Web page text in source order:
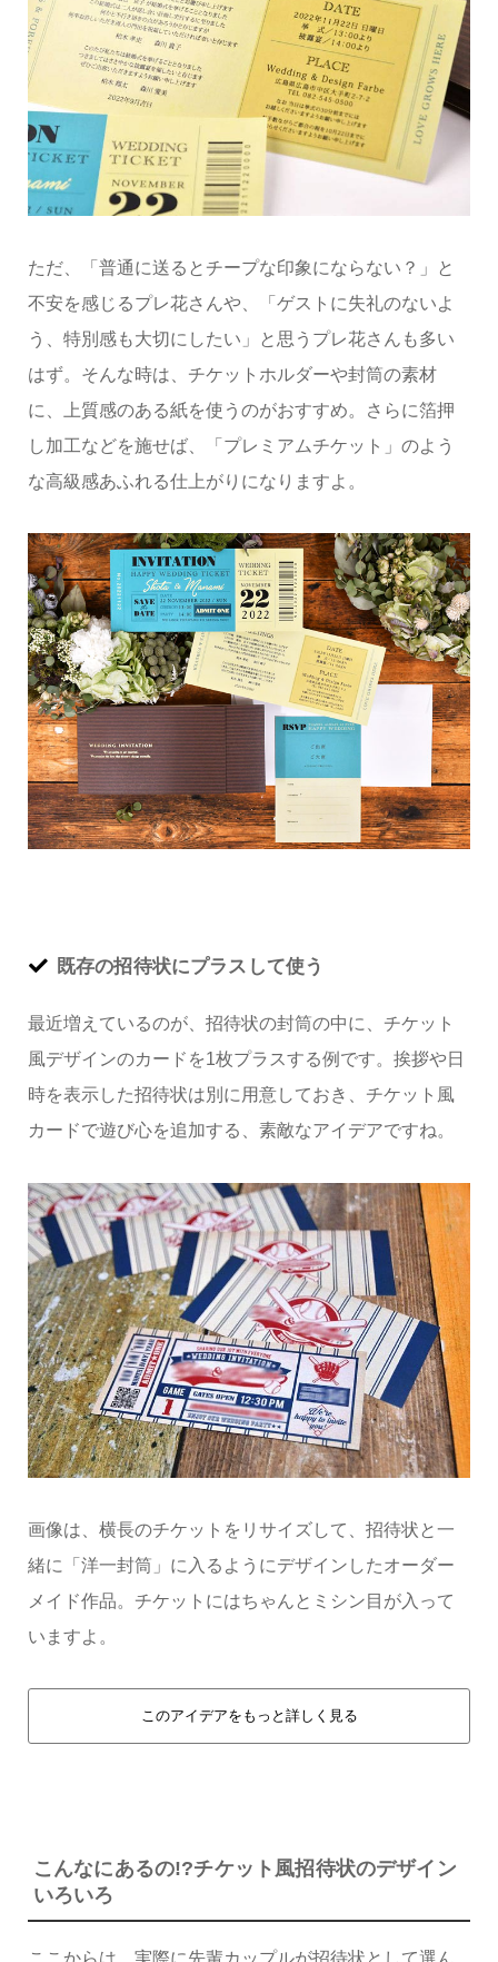
ただ、「普通に送るとチープな印象にならない？」と
不安を感じるプレ花さんや、「ゲストに失礼のないよ
う、特別感も大切にしたい」と思うプレ花さんも多い
はず。そんな時は、チケットホルダーや封筒の素材
に、上質感のある紙を使うのがおすすめ。さらに箔押
し加工などを施せば、「プレミアムチケット」のよう
な高級感あふれる仕上がりになりますよ。
既存の招待状にプラスして使う
最近増えているのが、招待状の封筒の中に、チケット
風デザインのカードを1枚プラスする例です。挨拶や日
時を表示した招待状は別に用意しておき、チケット風
カードで遊び心を追加する、素敵なアイデアですね。
画像は、横長のチケットをリサイズして、招待状と一
緒に「洋一封筒」に入るようにデザインしたオーダー
メイド作品。チケットにはちゃんとミシン目が入って
いますよ。
このアイデアをもっと詳しく見る
こんなにあるの!?チケット風招待状のデザイン
いろいろ
ここからは、実際に先輩カップルが招待状として選ん